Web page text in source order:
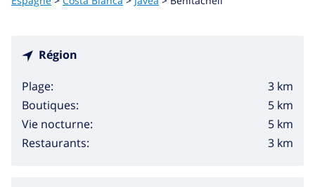
Région
Plage:
3 km
Boutiques:
5 km
Vie nocturne:
5 km
Restaurants:
3 km